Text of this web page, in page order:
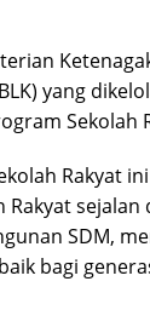
yang
Sekolah
Rakyat
SDM,
bagi